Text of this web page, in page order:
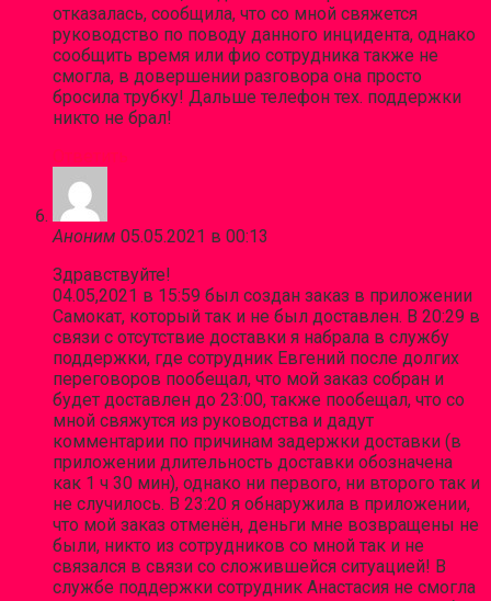
отказалась, сообщила, что со мной свяжется
руководство по поводу данного инцидента, однако
сообщить время или фио сотрудника также не
смогла, в довершении разговора она просто
бросила трубку! Дальше телефон тех. поддержки
никто не брал!
Аноним 05.05.2021 в 00:13
Здравствуйте!
04.05,2021 в 15:59 был создан заказ в приложении
Самокат, который так и не был доставлен. В 20:29 в
связи с отсутствие доставки я набрала в службу
поддержки, где сотрудник Евгений после долгих
переговоров пообещал, что мой заказ собран и
будет доставлен до 23:00, также пообещал, что со
мной свяжутся из руководства и дадут
комментарии по причинам задержки доставки (в
приложении длительность доставки обозначена
как 1 ч 30 мин), однако ни первого, ни второго так и
не случилось. В 23:20 я обнаружила в приложении,
что мой заказ отменён, деньги мне возвращены не
были, никто из сотрудников со мной так и не
связался в связи со сложившейся ситуацией! В
службе поддержки сотрудник Анастасия не смогла